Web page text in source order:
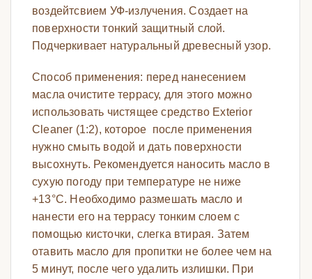
воздейтсвием УФ-излучения. Создает на
поверхности тонкий защитный слой.
Подчеркивает натуральный древесный узор.
Способ применения: перед нанесением
маслаочистите террасу, для этого можно
использовать чистящее средство Exterior
Cleaner (1:2), которое после применения
нужно смыть водой и дать поверхности
высохнуть. Рекомендуется наносить масло в
сухую погоду при температуре не ниже
+13°C. Необходимо размешать масло и
нанести его на террасу тонким слоем с
помощью кисточки, слегка втирая. Затем
отавить масло для пропитки не более чем на
5 минут, после чего удалить излишки. При